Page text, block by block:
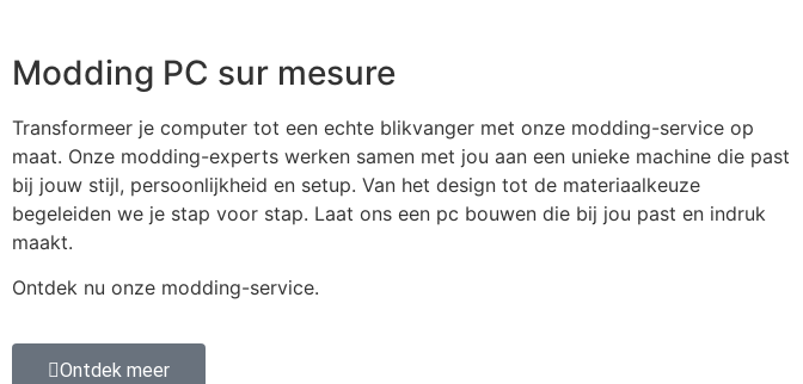
Modding PC sur mesure
Transformeer je computer tot een echte blikvanger met onze modding-service op
maat. Onze modding-experts werken samen met jou aan een unieke machine die past
bij jouw stijl, persoonlijkheid en setup. Van het design tot de materiaalkeuze
begeleiden we je stap voor stap. Laat ons een pc bouwen die bij jou past en indruk
maakt.
Ontdek nu onze modding-service.
Ontdek meer